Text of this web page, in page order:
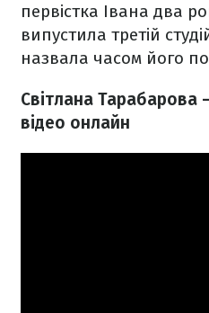
первістка Івана два
випустила третій
назвала часом його
Світлана Тарабарова
відео онлайн